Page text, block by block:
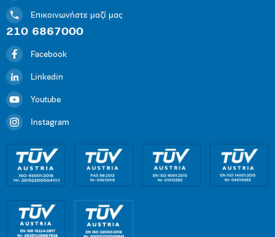
Επικοινωνήστε μαζί μας
210 6867000
Facebook
Linkedin
Youtube
Instagram